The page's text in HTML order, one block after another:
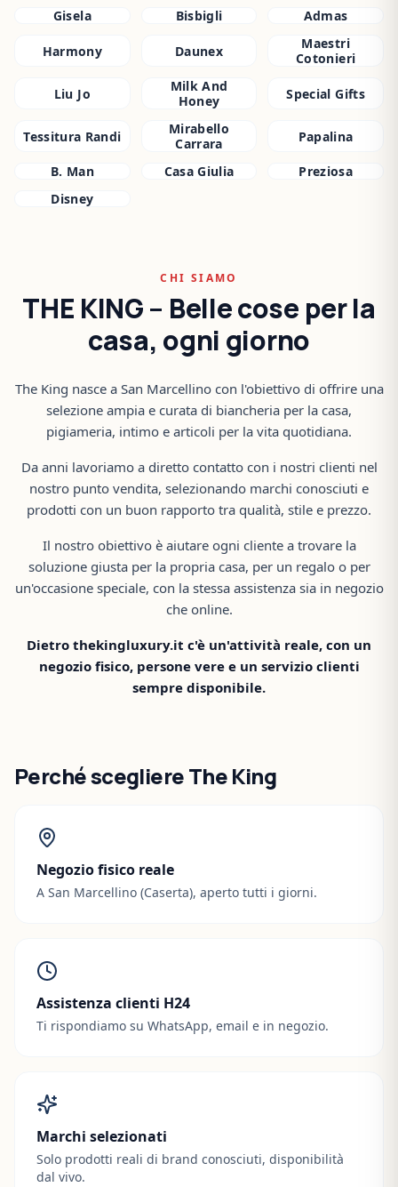
Gisela Bisbigli Admas
Harmony Daunex
Maestri
Cotonieri
Liu Jo
Milk And
Honey
Special Gifts
Tessitura Randi
Mirabello
Carrara
Papalina
B. Man Casa Giulia
Preziosa
Disney
CHI SIAMO
THE KING – Belle cose per la
casa, ogni giorno
The King nasce a San Marcellino con l'obiettivo di offrire una
selezione ampia e curata di biancheria per la casa,
pigiameria, intimo e articoli per la vita quotidiana.
Da anni lavoriamo a diretto contatto con i nostri clienti nel
nostro punto vendita, selezionando marchi conosciuti e
prodotti con un buon rapporto tra qualità, stile e prezzo.
Il nostro obiettivo è aiutare ogni cliente a trovare la
soluzione giusta per la propria casa, per un regalo o per
un'occasione speciale, con la stessa assistenza sia in negozio
che online.
Dietro thekingluxury.it c'è un'attività reale, con un
negozio fisico, persone vere e un servizio clienti
sempre disponibile.
Perché scegliere The King
Negozio fisico reale
A San Marcellino (Caserta), aperto tutti i giorni.
Assistenza clienti H24
Ti rispondiamo su WhatsApp, email e in negozio.
Marchi selezionati
Solo prodotti reali di brand conosciuti, disponibilità
dal vivo.